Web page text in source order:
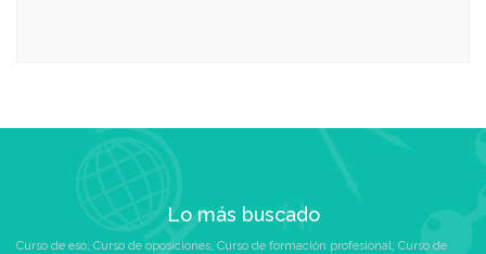
Lo más buscado
Curso de eso, Curso de oposiciones, Curso de formación profesional, Curso de